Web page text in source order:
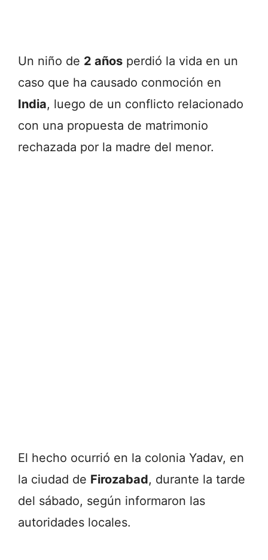
Un niño de 2 años perdió la vida en un
caso que ha causado conmoción en
India, luego de un conflicto relacionado
con una propuesta de matrimonio
rechazada por la madre del menor.
El hecho ocurrió en la colonia Yadav, en
la ciudad de Firozabad, durante la tarde
del sábado, según informaron las
autoridades locales.